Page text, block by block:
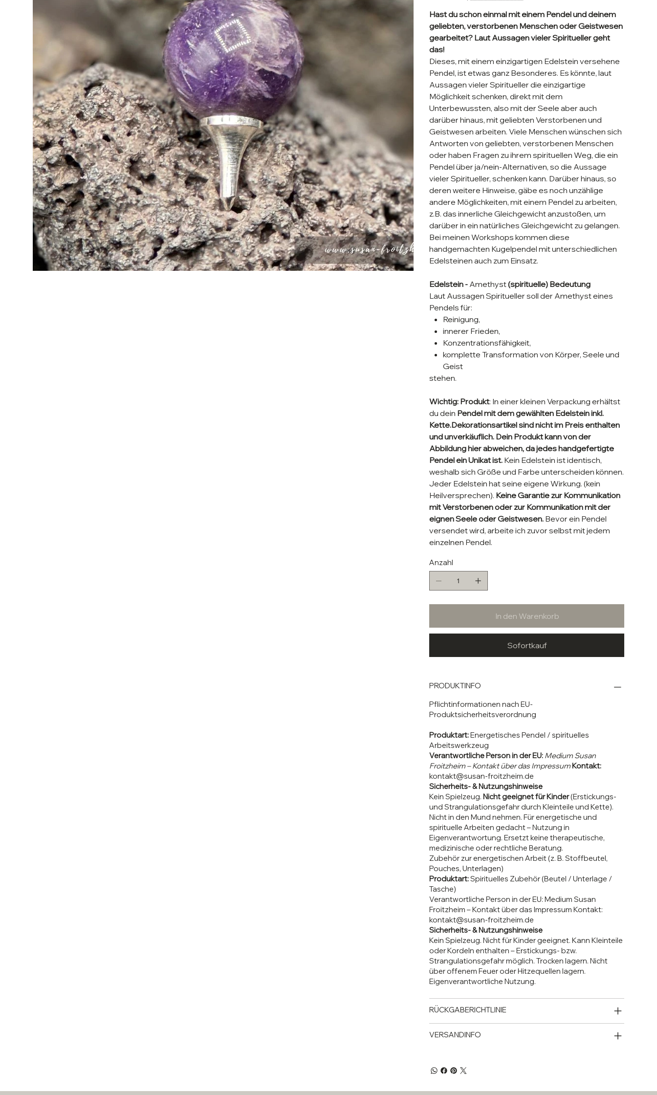
Hast du schon einmal mit einem Pendel und deinem
geliebten, verstorbenen Menschen oder Geistwesen
gearbeitet? Laut Aussagen vieler Spiritueller geht
das!
Dieses, mit einem einzigartigen Edelstein versehene
Pendel, ist etwas ganz Besonderes. Es könnte, laut
Aussagen vieler Spiritueller die einzigartige
Möglichkeit schenken, direkt mit dem
Unterbewussten, also mit der Seele aber auch
darüber hinaus, mit geliebten Verstorbenen und
Geistwesen arbeiten. Viele Menschen wünschen sich
Antworten von geliebten, verstorbenen Menschen
oder haben Fragen zu ihrem spirituellen Weg, die ein
Pendel über ja/nein-Alternativen, so die Aussage
vieler Spiritueller, schenken kann. Darüber hinaus, so
deren weitere Hinweise, gäbe es noch unzählige
andere Möglichkeiten, mit einem Pendel zu arbeiten,
z.B. das innerliche Gleichgewicht anzustoßen, um
darüber in ein natürliches Gleichgewicht zu gelangen.
Bei meinen Workshops kommen diese
handgemachten Kugelpendel mit unterschiedlichen
Edelsteinen auch zum Einsatz.
Edelstein - Amethyst(spirituelle) Bedeutung
Laut Aussagen Spiritueller soll der Amethyst eines
Pendels für:
Reinigung,
innerer Frieden,
Konzentrationsfähigkeit,
komplette Transformation von Körper, Seele und
Geist
stehen.
Wichtig: Produkt: In einer kleinen Verpackung erhältst
du dein Pendel mit dem gewählten Edelsteininkl.
Kette.Dekorationsartikel sind nicht im Preis enthalten
und unverkäuflich. Dein Produkt kann von der
Abbildung hier abweichen, da jedes handgefertigte
Pendel ein Unikat ist. Kein Edelstein ist identisch,
weshalb sich Größe und Farbe unterscheiden können.
Jeder Edelstein hat seine eigene Wirkung. (kein
Heilversprechen). Keine Garantie zur Kommunikation
mit Verstorbenen oder zur Kommunikation mit der
eignen Seele oder Geistwesen. Bevor ein Pendel
versendet wird, arbeite ich zuvor selbst mit jedem
einzelnen Pendel.
Anzahl
In den Warenkorb
Sofortkauf
PRODUKTINFO
Pflichtinformationen nach EU-
Produktsicherheitsverordnung
Produktart:Energetisches Pendel / spirituelles
Arbeitswerkzeug
Verantwortliche Person in der EU: Medium Susan
Froitzheim – Kontakt über das Impressum Kontakt:
kontakt@susan-froitzheim.de
Sicherheits- & Nutzungshinweise
Kein Spielzeug. Nicht geeignet für Kinder(Erstickungs-
und Strangulationsgefahr durch Kleinteile und Kette).
Nicht in den Mund nehmen. Für energetische und
spirituelle Arbeiten gedacht – Nutzung in
Eigenverantwortung. Ersetzt keine therapeutische,
medizinische oder rechtliche Beratung.
Zubehör zur energetischen Arbeit (z. B. Stoffbeutel,
Pouches, Unterlagen)
Produktart:Spirituelles Zubehör (Beutel / Unterlage /
Tasche)
Verantwortliche Person in der EU: Medium Susan
Froitzheim – Kontakt über das Impressum Kontakt:
kontakt@susan-froitzheim.de
Sicherheits- & Nutzungshinweise
Kein Spielzeug. Nicht für Kinder geeignet. Kann Kleinteile
oder Kordeln enthalten – Erstickungs- bzw.
Strangulationsgefahr möglich. Trocken lagern. Nicht
über offenem Feuer oder Hitzequellen lagern.
Eigenverantwortliche Nutzung.
RÜCKGABERICHTLINIE
VERSANDINFO